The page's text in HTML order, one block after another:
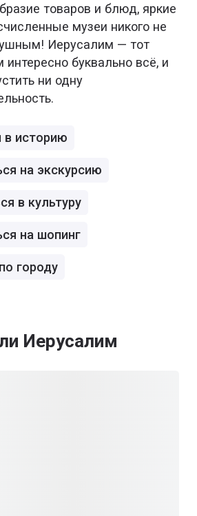
товаров и блюд, яркие
музеи никого не
Иерусалим — тот
интересно буквально всё, и
ни одну
в историю
на экскурсию
в культуру
на шопинг
городу
Иерусалим